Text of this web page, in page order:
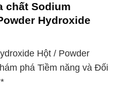
chất Sodium
Hydroxide
Hột / Powder
phá Tiềm năng và Đối